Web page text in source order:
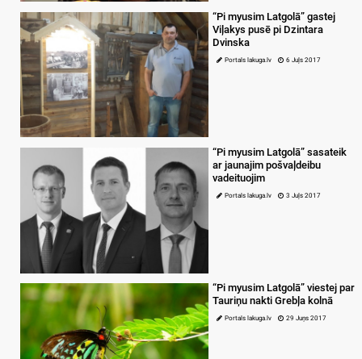
“Pi myusim Latgolā” gastej
Viļakys pusē pi Dzintara
Dvinska
Portals lakuga.lv 6 Juļs 2017
“Pi myusim Latgolā” sasateik
ar jaunajim pošvaļdeibu
vadeituojim
Portals lakuga.lv 3 Juļs 2017
“Pi myusim Latgolā” viestej par
Tauriņu nakti Grebļa kolnā
Portals lakuga.lv 29 Juņs 2017